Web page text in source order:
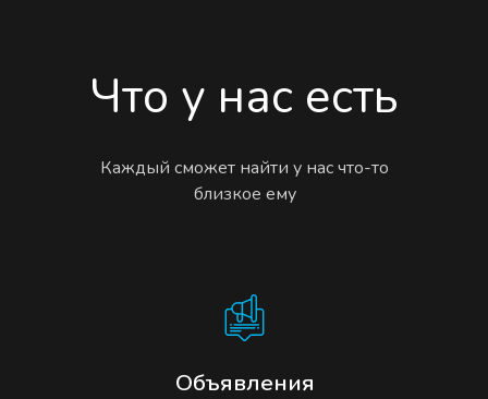
Что у нас есть
Каждый сможет найти у нас что-то
близкое ему
Объявления